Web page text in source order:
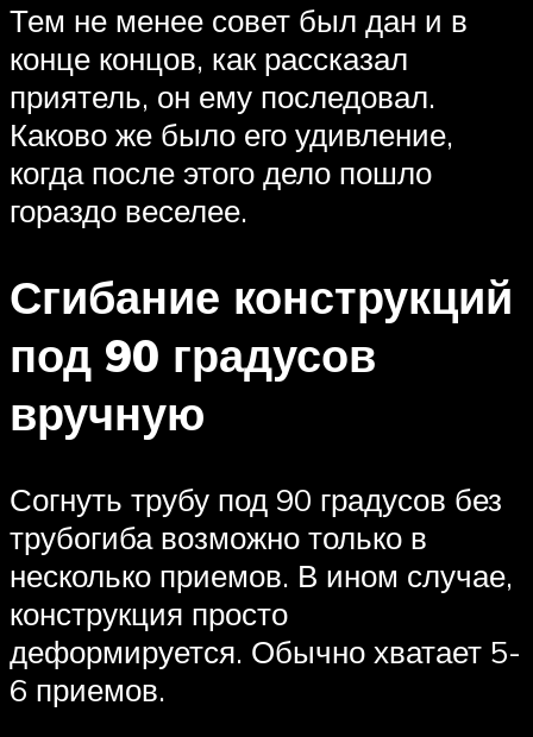
Тем не менее совет был дан и в
конце концов, как рассказал
приятель, он ему последовал.
Каково же было его удивление,
когда после этого дело пошло
гораздо веселее.
Сгибание конструкций
под 90 градусов
вручную
Согнуть трубу под 90 градусов без
трубогиба возможно только в
несколько приемов. В ином случае,
конструкция просто
деформируется. Обычно хватает 5-
6 приемов.